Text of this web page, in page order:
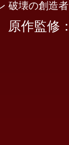
破壊の創造
原作監修